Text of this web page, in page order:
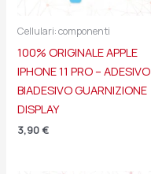
Cellulari: componenti
100% ORIGINALE APPLE
IPHONE 11 PRO – ADESIVO
BIADESIVO GUARNIZIONE
DISPLAY
3,90 €